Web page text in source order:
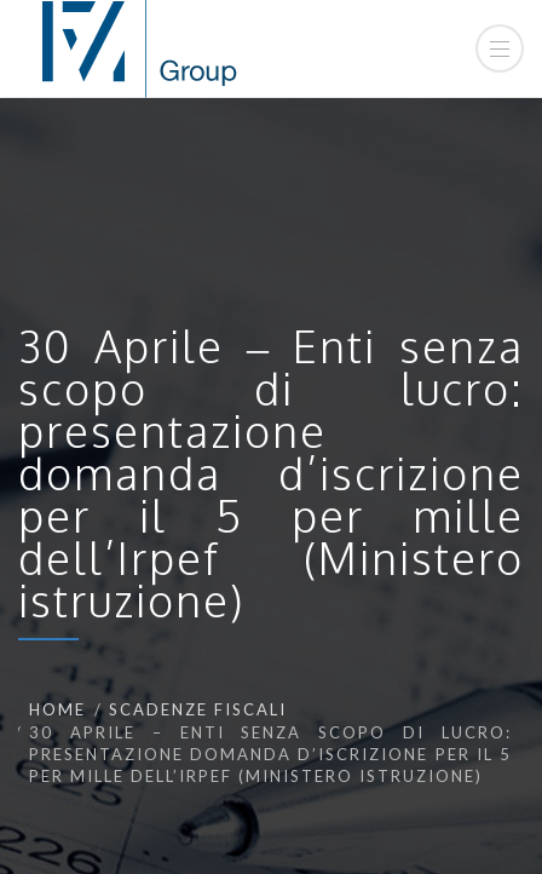
30 Aprile – Enti senza
scopo di lucro:
presentazione
domanda d’iscrizione
per il 5 per mille
dell’Irpef (Ministero
istruzione)
HOME
SCADENZE FISCALI
30 APRILE – ENTI SENZA SCOPO DI LUCRO:
PRESENTAZIONE DOMANDA D’ISCRIZIONE PER IL 5
PER MILLE DELL’IRPEF (MINISTERO ISTRUZIONE)